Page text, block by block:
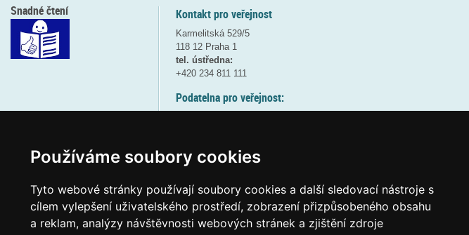
Používáme soubory cookies
Tyto webové stránky používají soubory cookies a další sledovací nástroje s
cílem vylepšení uživatelského prostředí, zobrazení přizpůsobeného obsahu
a reklam, analýzy návštěvnosti webových stránek a zjištění zdroje
Kontakt pro veřejnost
Karmelitská 529/5
118 12 Praha 1
tel. ústředna:
+420 234 811 111
Podatelna pro veřejnost:
(více informací
Elektronická podatelna:
posta@msmtgov cz
Snadné čtení